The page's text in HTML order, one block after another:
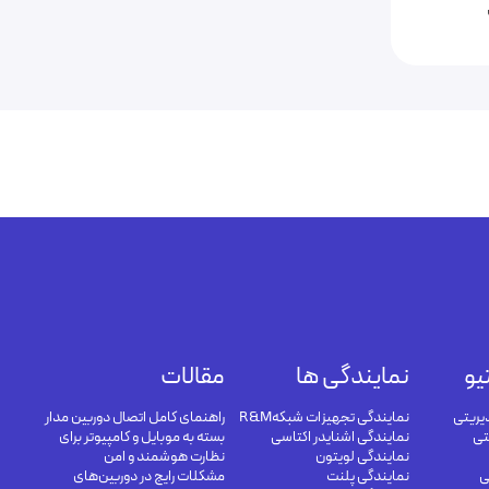
نمایندگی ها
نمایندگی تجهیزات شبکهR&M
نمایندگی اشنایدر اکتاسی
نمایندگی لویتون
نمایندگی پلنت
مقالات
راهنمای کامل اتصال دوربین مدار
بسته به موبایل و کامپیوتر برای
نظارت هوشمند و امن
مشکلات رایج در دوربین‌های